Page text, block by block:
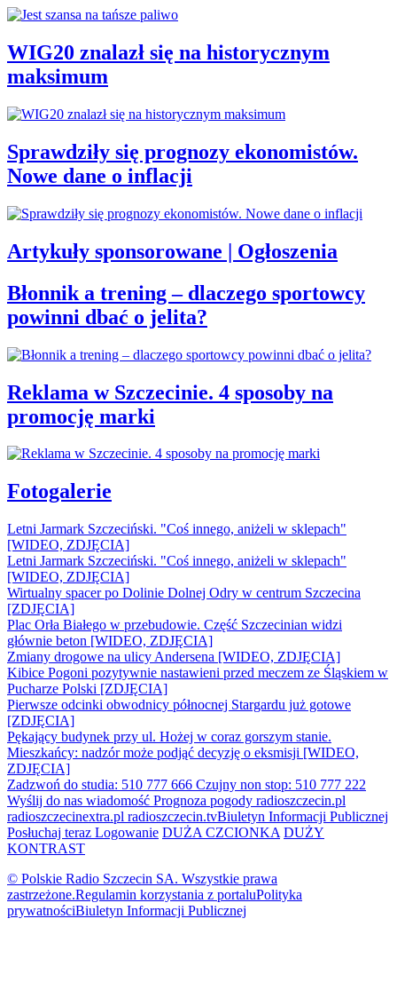
WIG20 znalazł się na historycznym
maksimum
Sprawdziły się prognozy ekonomistów.
Nowe dane o inflacji
Artykuły sponsorowane | Ogłoszenia
Błonnik a trening – dlaczego sportowcy
powinni dbać o jelita?
Reklama w Szczecinie. 4 sposoby na
promocję marki
Fotogalerie
Letni Jarmark Szczeciński. "Coś innego, aniżeli w sklepach"
[WIDEO, ZDJĘCIA]
Letni Jarmark Szczeciński. "Coś innego, aniżeli w sklepach"
[WIDEO, ZDJĘCIA]
Wirtualny spacer po Dolinie Dolnej Odry w centrum Szczecina
[ZDJĘCIA]
Plac Orła Białego w przebudowie. Część Szczecinian widzi
głównie beton [WIDEO, ZDJĘCIA]
Zmiany drogowe na ulicy Andersena [WIDEO, ZDJĘCIA]
Kibice Pogoni pozytywnie nastawieni przed meczem ze Śląskiem w
Pucharze Polski [ZDJĘCIA]
Pierwsze odcinki obwodnicy północnej Stargardu już gotowe
[ZDJĘCIA]
Pękający budynek przy ul. Hożej w coraz gorszym stanie.
Mieszkańcy: nadzór może podjąć decyzję o eksmisji [WIDEO,
ZDJĘCIA]
Zadzwoń do studia: 510 777 666 Czujny non stop: 510 777 222
Wyślij do nas wiadomość Prognoza pogody radioszczecin.pl
radioszczecinextra.pl radioszczecin.tvBiuletyn Informacji Publicznej
Posłuchaj teraz Logowanie DUŻA CZCIONKA DUŻY
KONTRAST
© Polskie Radio Szczecin SA. Wszystkie prawa
zastrzeżone.Regulamin korzystania z portaluPolityka
prywatnościBiuletyn Informacji Publicznej